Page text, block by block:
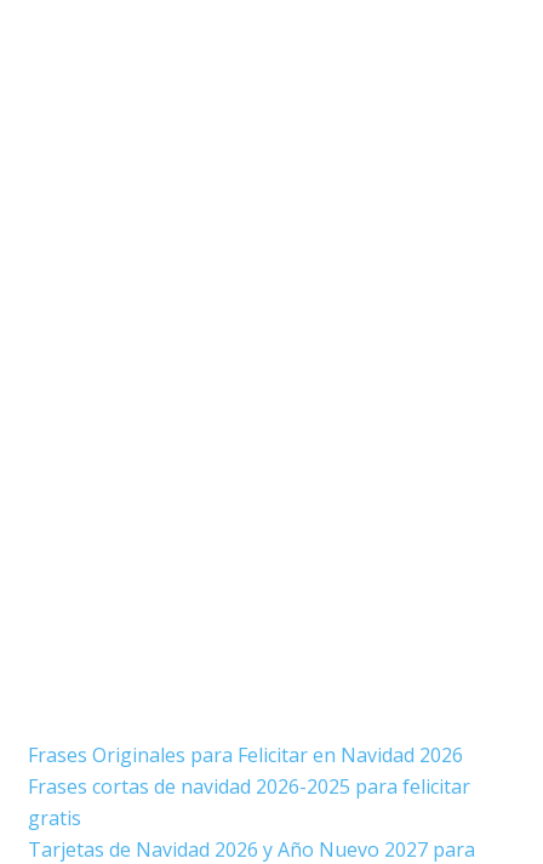
Frases Originales para Felicitar en Navidad 2026
Frases cortas de navidad 2026-2025 para felicitar
gratis
Tarjetas de Navidad 2026 y Año Nuevo 2027 para